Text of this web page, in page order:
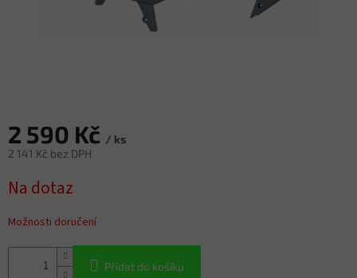
2 590 Kč / ks
2 141 Kč bez DPH
cena:
Na dotaz
Možnosti doručení
Přidat do košíku